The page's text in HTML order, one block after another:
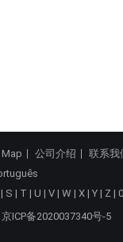
公司介绍
联系我
| S | T | U | V | W | X | Y | Z |
京ICP备2020037340号-5